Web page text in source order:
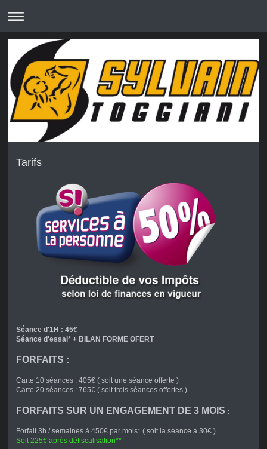
Tarifs
Séance d'1H : 45€
Séance d'essai* + BILAN FORME OFERT
FORFAITS :
Carte 10 séances : 405€ ( soit une séance offerte )
Carte 20 séances : 765€ ( soit trois séances offertes )
FORFAITS SUR UN ENGAGEMENT DE 3 MOIS :
Forfait 3h / semaines à 450€ par mois* ( soit la séance à 30€ )
Soit 225€ après défiscalisation**